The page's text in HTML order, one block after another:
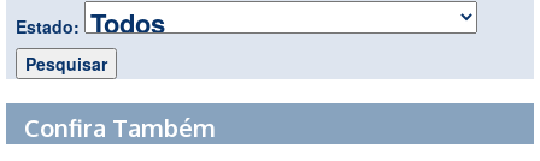
Estado:
Confira Também